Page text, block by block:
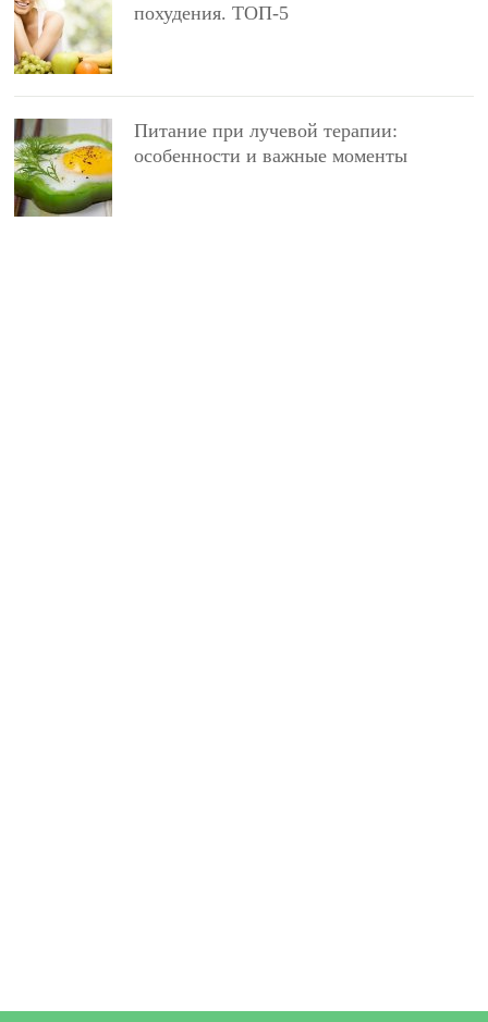
похудения. ТОП-5
Питание при лучевой терапии:
особенности и важные моменты